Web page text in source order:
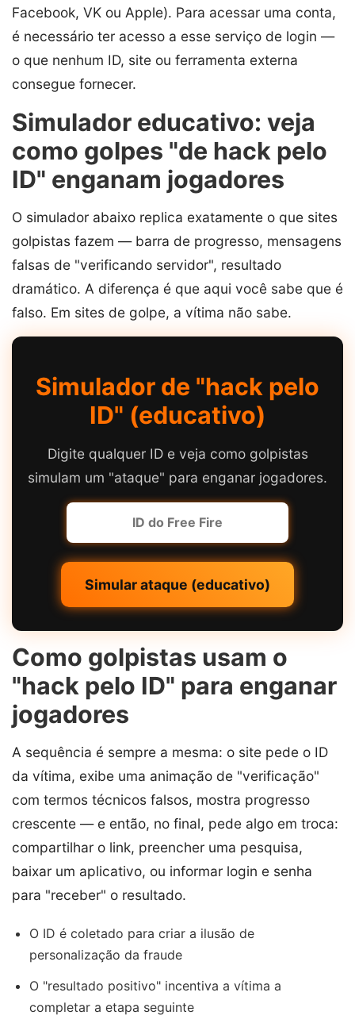
Facebook, VK ou Apple). Para acessar uma conta,
é necessário ter acesso a esse serviço de login —
o que nenhum ID, site ou ferramenta externa
consegue fornecer.
Simulador educativo: veja
como golpes "de hack pelo
ID" enganam jogadores
O simulador abaixo replica exatamente o que sites
golpistas fazem — barra de progresso, mensagens
falsas de "verificando servidor", resultado
dramático. A diferença é que aqui você sabe que é
falso. Em sites de golpe, a vítima não sabe.
Simulador de "hack pelo
ID" (educativo)
Digite qualquer ID e veja como golpistas
simulam um "ataque" para enganar jogadores.
Simular ataque (educativo)
Como golpistas usam o
"hack pelo ID" para enganar
jogadores
A sequência é sempre a mesma: o site pede o ID
da vítima, exibe uma animação de "verificação"
com termos técnicos falsos, mostra progresso
crescente — e então, no final, pede algo em troca:
compartilhar o link, preencher uma pesquisa,
baixar um aplicativo, ou informar login e senha
para "receber" o resultado.
O ID é coletado para criar a ilusão de
personalização da fraude
O "resultado positivo" incentiva a vítima a
completar a etapa seguinte